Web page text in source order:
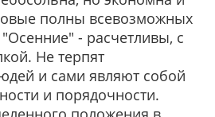
полны всевозможных
- расчетливы, с
Не терпят
и сами являют собой
и порядочности.